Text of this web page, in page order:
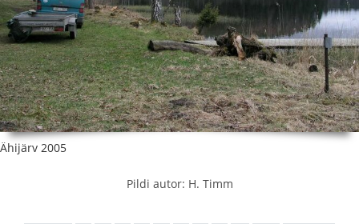
Ähijärv 2005
Pildi autor: H. Timm